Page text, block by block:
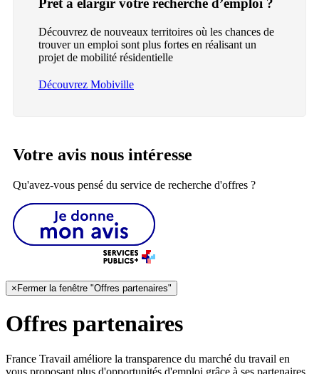
Prêt à élargir votre recherche d’emploi ?
Découvrez de nouveaux territoires où les chances de
trouver un emploi sont plus fortes en réalisant un
projet de mobilité résidentielle
Découvrez Mobiville
Votre avis nous intéresse
Qu'avez-vous pensé du service de recherche d'offres ?
×Fermer la fenêtre "Offres partenaires"
Offres partenaires
France Travail améliore la transparence du marché du travail en
vous proposant plus d'opportunités d'emploi grâce à ses partenaires